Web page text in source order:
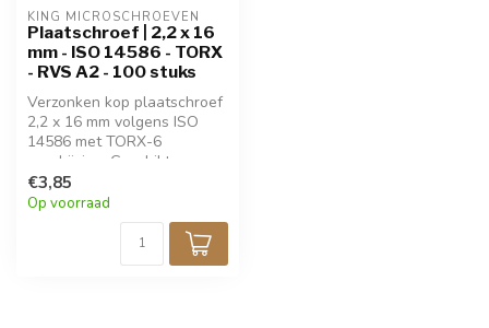
KING MICROSCHROEVEN
Plaatschroef | 2,2 x 16
mm - ISO 14586 - TORX
- RVS A2 - 100 stuks
Verzonken kop plaatschroef
2,2 x 16 mm volgens ISO
14586 met TORX-6
aandrijving. Geschikt voor
dun plaatmateriaal, biedt
sterke grip en eenvoudige
montage. Gemaakt van
roestvrij staal voor
€3,85
Op voorraad